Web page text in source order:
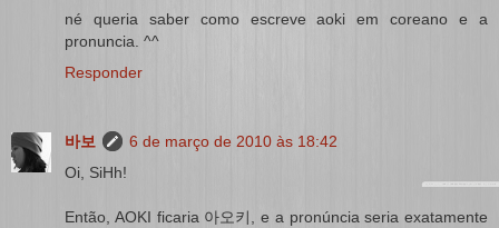
né queria saber como escreve aoki em coreano e a
pronuncia. ^^
Responder
바보
6 de março de 2010 às 18:42
Oi, SiHh!
Então, AOKI ficaria 아오키, e a pronúncia seria exatamente